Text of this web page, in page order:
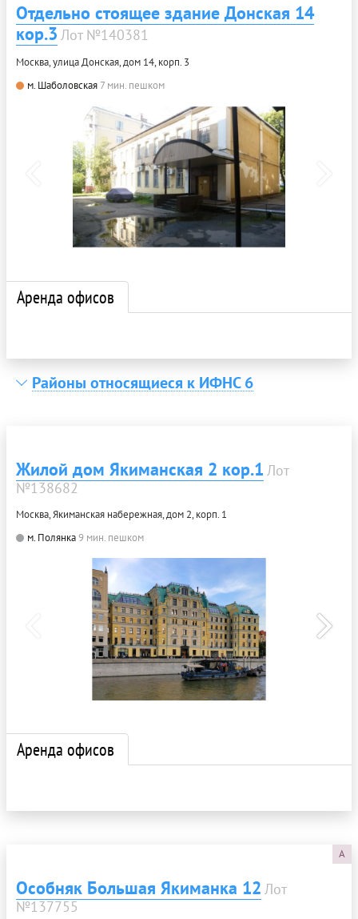
Отдельно стоящее здание Донская 14
кор.3 Лот №140381
Москва, улица Донская, дом 14, корп. 3
м. Шаболовская 7 мин. пешком
Аренда офисов
Районы относящиеся к ИФНС 6
Жилой дом Якиманская 2 кор.1 Лот
№138682
Москва, Якиманская набережная, дом 2, корп. 1
м. Полянка9 мин. пешком
Аренда офисов
A
Особняк Большая Якиманка 12 Лот
№137755